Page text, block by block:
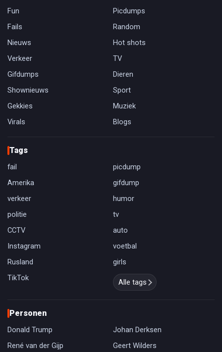
Fun
Picdumps
Fails
Random
Nieuws
Hot shots
Verkeer
TV
Gifdumps
Dieren
Shownieuws
Sport
Gekkies
Muziek
Virals
Blogs
Tags
fail
picdump
Amerika
gifdump
verkeer
humor
politie
tv
CCTV
auto
Instagram
voetbal
Rusland
girls
TikTok
Alle tags
Personen
Donald Trump
Johan Derksen
René van der Gijp
Geert Wilders